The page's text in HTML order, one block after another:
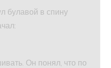
булавой в спину
Он понял, что по